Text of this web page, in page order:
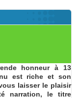
honneur à 13
est riche et son
laisser le plaisir
narration, le titre